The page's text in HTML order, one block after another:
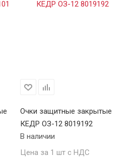
Очки защитные закрытые
КЕДР ОЗ-12 8019192
В наличии
Цена за 1 шт с НДС